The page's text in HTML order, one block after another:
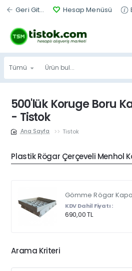
Geri Git... Hesap Menüsü
Tümü
Ürün
bul...
500'lük Koruge Boru
- Tistok
Tistok
Plastik Rögar Çerçeveli Menhol
KDV Dahil Fiyatı :
690,00 TL
Arama Kriteri